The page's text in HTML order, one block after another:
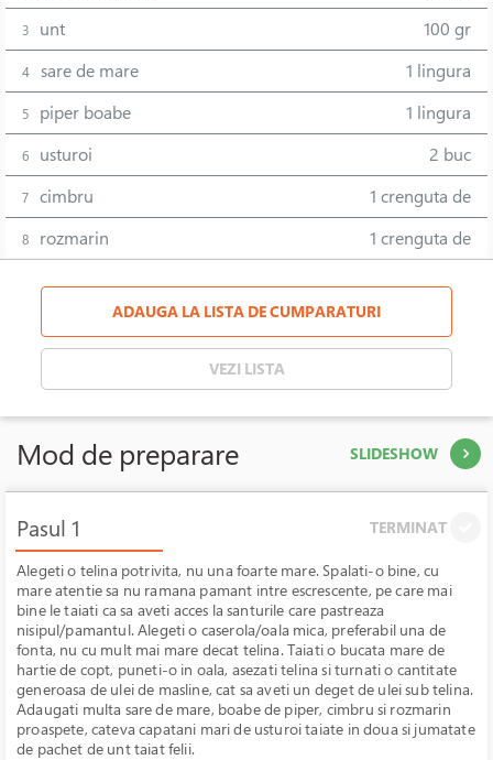
3 unt 100 gr
4 sare de mare 1 lingura
5 piper boabe 1 lingura
6 usturoi 2 buc
7 cimbru 1 crenguta de
8 rozmarin 1 crenguta de
ADAUGA LA LISTA DE CUMPARATURI
VEZI LISTA
Mod de preparare SLIDESHOW
Pasul 1 TERMINAT
Alegeti o telina potrivita, nu una foarte mare. Spalati-o bine, cu
mare atentie sa nu ramana pamant intre escrescente, pe care mai
bine le taiati ca sa aveti acces la santurile care pastreaza
nisipul/pamantul. Alegeti o caserola/oala mica, preferabil una de
fonta, nu cu mult mai mare decat telina. Taiati o bucata mare de
hartie de copt, puneti-o in oala, asezati telina si turnati o cantitate
generoasa de ulei de masline, cat sa aveti un deget de ulei sub telina.
Adaugati multa sare de mare, boabe de piper, cimbru si rozmarin
proaspete, cateva capatani mari de usturoi taiate in doua si jumatate
de pachet de unt taiat felii.